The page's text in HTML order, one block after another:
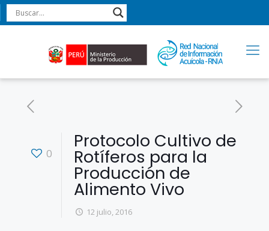
0
Protocolo Cultivo de
Rotíferos para la
Producción de
Alimento Vivo
12 julio, 2016